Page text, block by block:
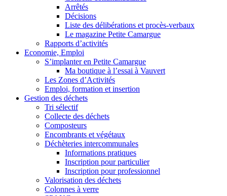
Arrêtés
Décisions
Liste des délibérations et procès-verbaux
Le magazine Petite Camargue
Rapports d’activités
Economie, Emploi
S’implanter en Petite Camargue
Ma boutique à l’essai à Vauvert
Les Zones d’Activités
Emploi, formation et insertion
Gestion des déchets
Tri sélectif
Collecte des déchets
Composteurs
Encombrants et végétaux
Déchèteries intercommunales
Informations pratiques
Inscription pour particulier
Inscription pour professionnel
Valorisation des déchets
Colonnes à verre